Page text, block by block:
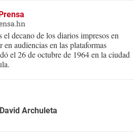
decano de los diarios impresos en
audiencias en las plataformas
el 26 de octubre de 1964 en la ciudad
David Archuleta